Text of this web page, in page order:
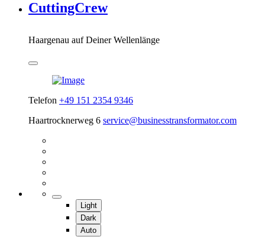
CuttingCrew
Haargenau auf Deiner Wellenlänge
Telefon +49 151 2354 9346
Haartrocknerweg 6 service@businesstransformator.com
Light
Dark
Auto